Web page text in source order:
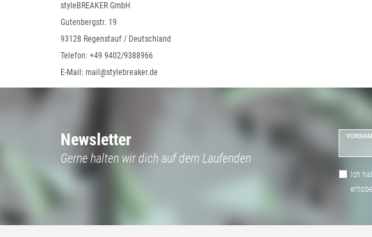
styleBREAKER GmbH
Gutenbergstr. 19
93128 Regenstauf / Deutschland
Telefon: +49 9402/9388966
E-Mail: mail@stylebreaker.de
Newsletter
Gerne halten wir dich auf dem Laufenden
Ich